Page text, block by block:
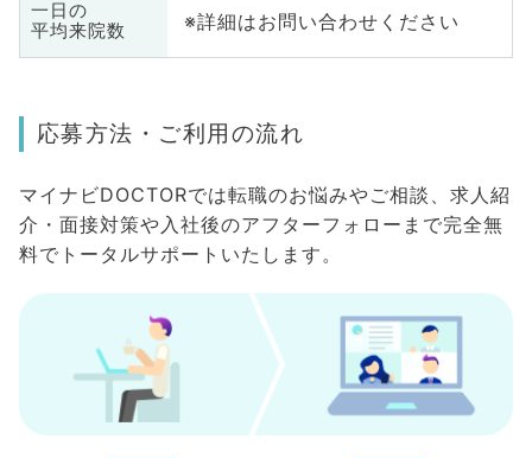
一日の
平均来院数
※詳細はお問い合わせください
応募方法・ご利用の流れ
マイナビDOCTORでは転職のお悩みやご相談、求人紹
介・面接対策や入社後のアフターフォローまで完全無
料でトータルサポートいたします。